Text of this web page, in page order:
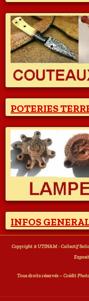
POTERIES
INFOS
Copyright © UTINAM - Collectif
Tous droits réservés – Crédit